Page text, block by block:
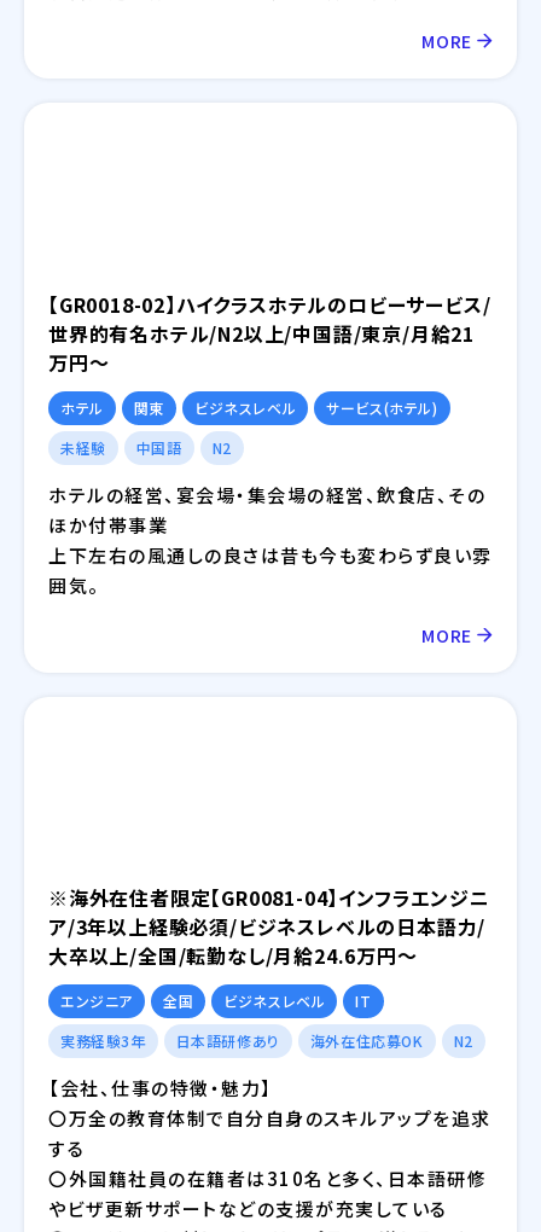
IT領域においては情報通信、IT/インターネット、EC
分野を中心とした幅広い業界に対してのシステム開
発・インフラ設計・評価検証業務等を提供しておりま
MORE
【GR0018-02】ハイクラスホテルのロビーサービス/
世界的有名ホテル/N2以上/中国語/東京/月給21
万円～
ホテル 関東 ビジネスレベル
サービス(ホテル)
未経験
中国語 N2
ホテルの経営、宴会場・集会場の経営、飲食店、その
ほか付帯事業
上下左右の風通しの良さは昔も今も変わらず良い雰
囲気。
MORE
※海外在住者限定【GR0081-04】インフラエンジニ
ア/3年以上経験必須/ビジネスレベルの日本語力/
大卒以上/全国/転勤なし/月給24.6万円～
エンジニア 全国 ビジネスレベル
IT
実務経験3年
日本語研修あり 海外在住応募OK N2
【会社、仕事の特徴・魅力】
〇万全の教育体制で自分自身のスキルアップを追求
する
〇外国籍社員の在籍者は310名と多く、日本語研修
やビザ更新サポートなどの支援が充実している